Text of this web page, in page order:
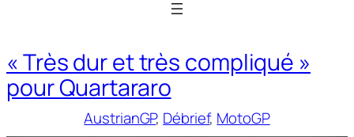
« Très dur et très compliqué »
pour Quartararo
AustrianGP, Débrief, MotoGP